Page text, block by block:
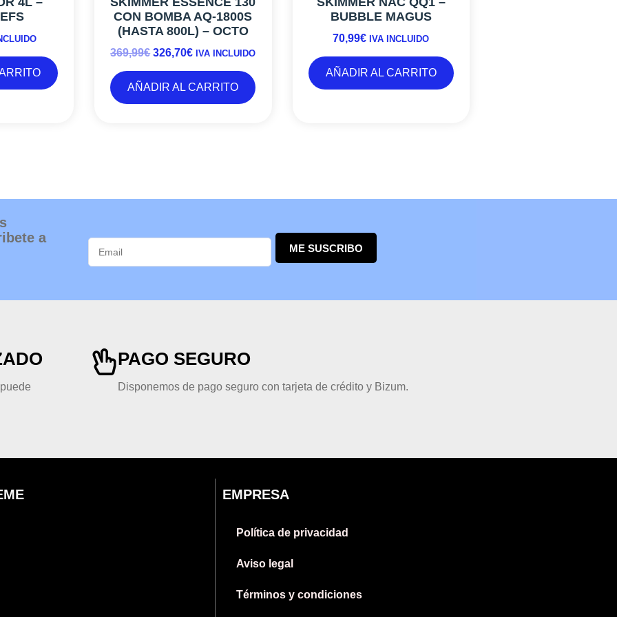
CON BOMBA AQ-1800S
(HASTA 800L) – OCTO
369,99€
369,99€.
326,70€
326,70€.
IVA INCLUIDO
AÑADIR AL CARRITO
BUBBLE MAGUS
70,99€ IVA INCLUIDO
AÑADIR AL CARRITO
a
ME SUSCRIBO
PAGO SEGURO
Disponemos de pago seguro con tarjeta de crédito y Bizum.
EMPRESA
Política de privacidad
Aviso legal
Términos y condiciones